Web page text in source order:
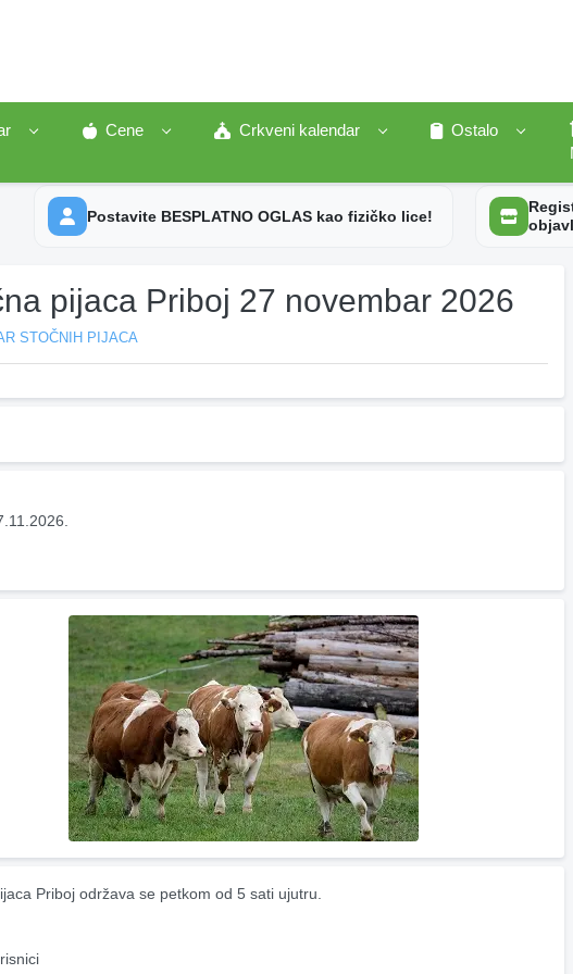
Cene Crkveni kalendar
Ostalo
Postavite BESPLATNO OGLAS kao fizičko lice!
pijaca Priboj 27 novembar 2026
STOČNIH PIJACA
Priboj održava se petkom od 5 sati ujutru.